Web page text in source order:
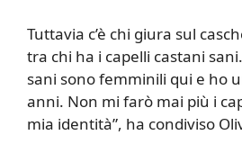
Tuttavia c’è chi giura sul
tra chi ha i capelli castani
sani sono femminili qui e ho
anni. Non mi farò mai più i
mia identità”, ha condiviso